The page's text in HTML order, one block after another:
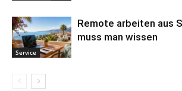
Service
Remote arbeiten aus
muss man wissen